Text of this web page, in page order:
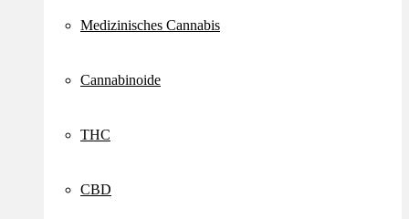
Medizinisches Cannabis
Cannabinoide
THC
CBD